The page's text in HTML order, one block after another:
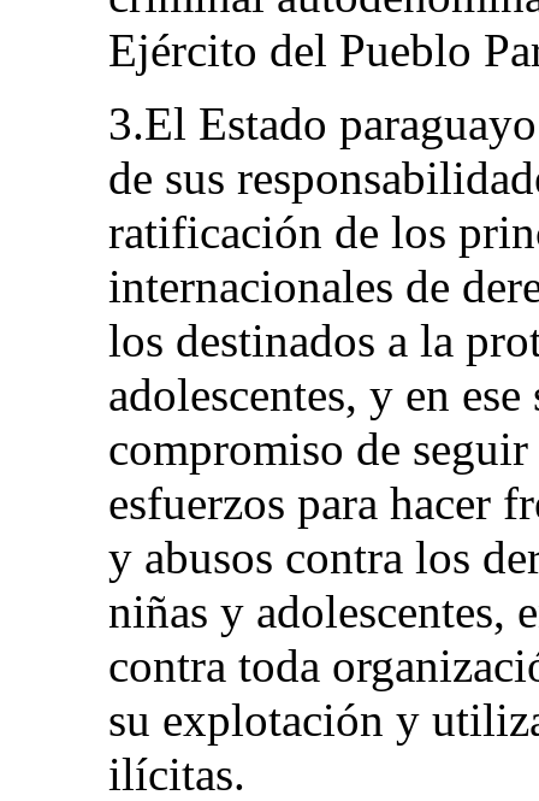
Ejército del Pueblo
3.El Estado
de sus
ratificación de los
internacionales de
los destinados a la
adolescentes, y en
compromiso de
esfuerzos para hacer
y abusos contra los
niñas y adolescentes,
contra toda
su explotación y
ilícitas.